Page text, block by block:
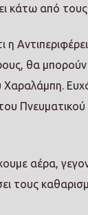
κάτω από
θα
αέρα,
τους